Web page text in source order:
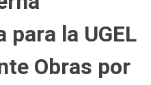
la UGEL
Obras por